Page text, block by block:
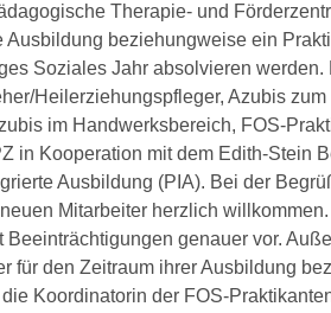
Therapie- und
beziehungweise ein
Soziales Jahr absolvieren werden.
Heilerziehungspfleger, Azubis
im Handwerksbereich, FOS-
in Kooperation mit dem Edith-Stein
Ausbildung (PIA). Bei der
Mitarbeiter herzlich
genauer vor.
für den Zeitraum ihrer Ausbildung
Koordinatorin der FOS-